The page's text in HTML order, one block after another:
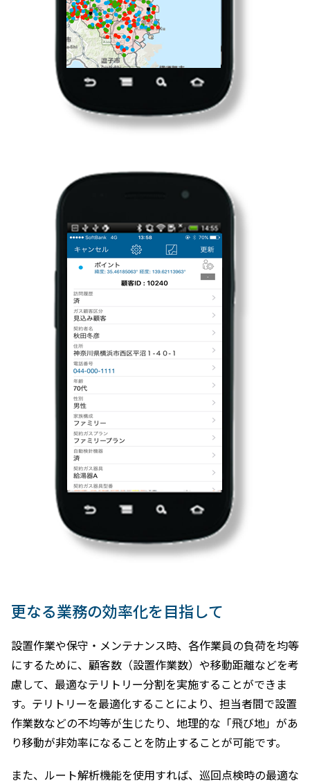
更なる業務の効率化を目指して
設置作業や保守・メンテナンス時、各作業員の負荷を均等
にするために、顧客数（設置作業数）や移動距離などを考
慮して、最適なテリトリー分割を実施することができま
す。テリトリーを最適化することにより、担当者間で設置
作業数などの不均等が生じたり、地理的な「飛び地」があ
り移動が非効率になることを防止することが可能です。
また、ルート解析機能を使用すれば、巡回点検時の最適な